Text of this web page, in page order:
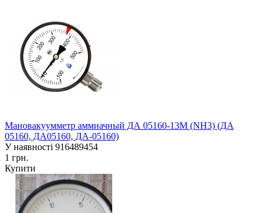
Мановакуумметр аммиачный ДА 05160-13М (NH3) (ДА
05160, ДА05160, ДА-05160)
У наявності 916489454
1 грн.
Купити